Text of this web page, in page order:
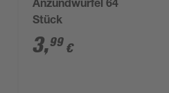
Anzündwürfel 64
Stück
3,99 €